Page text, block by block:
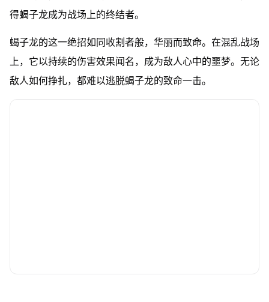
得蝎子龙成为战场上的终结者。
蝎子龙的这一绝招如同收割者般，华丽而致命。在混乱战场
上，它以持续的伤害效果闻名，成为敌人心中的噩梦。无论
敌人如何挣扎，都难以逃脱蝎子龙的致命一击。